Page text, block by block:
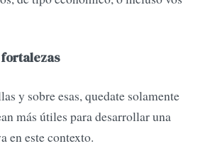
y sobre esas, quedate solamente
más útiles para desarrollar una
en este contexto.